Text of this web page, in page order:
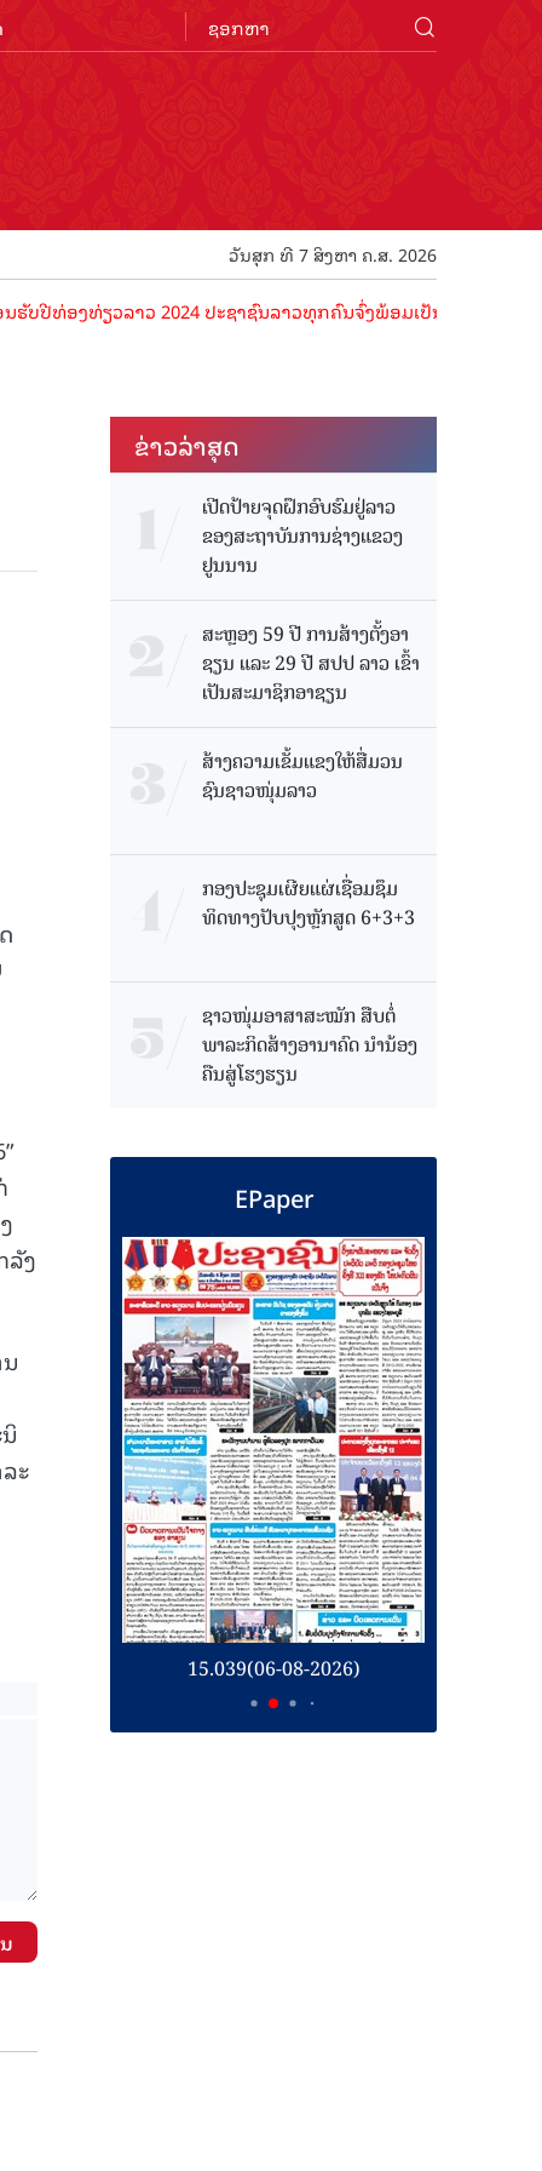
ວັນສຸກ ທີ 7 ສິງຫາ ຄ.ສ. 2026
ງທ່ຽວລາວ 2024 ປະຊາຊົນລາວທຸກຄົນຈົ່ງພ້ອມເປັນເຈົ້າພາບທີ່ດີ ຕ້ອນຮັ
ລັງ
ະ
ຂ່າວ​ລ່າ​ສຸດ
ເປີດປ້າຍຈຸດຝຶກອົບຮົມຢູ່ລາວ
ຂອງສະຖາບັນການຊ່າງແຂວງ
ຢູນນານ
ສະຫຼອງ 59 ປີ ການສ້າງຕັ້ງອາ
ຊຽນ ແລະ 29 ປີ ສປປ ລາວ ເຂົ້າ
ເປັນສະມາຊິກອາຊຽນ
ສ້າງຄວາມເຂັ້ມແຂງໃຫ້ສື່ມວນ
ຊົນຊາວໜຸ່ມລາວ
ກອງປະຊຸມເຜີຍແຜ່ເຊື່ອມຊຶມ
ທິດທາງປັບປຸງຫຼັກສູດ 6+3+3
ຊາວໜຸ່ມອາສາສະໝັກ ສືບຕໍ່
ພາລະກິດສ້າງອານາຄົດ ນໍານ້ອງ
ຄືນສູ່ໂຮງຮຽນ
EPaper
15.039(06-08-2026)